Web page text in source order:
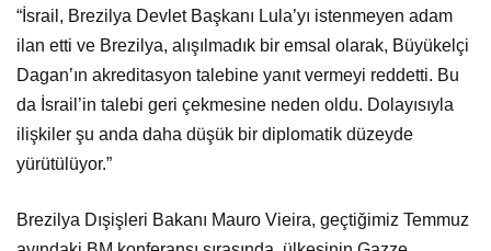
“İsrail, Brezilya Devlet Başkanı Lula’yı istenmeyen adam
ilan etti ve Brezilya, alışılmadık bir emsal olarak, Büyükelçi
Dagan’ın akreditasyon talebine yanıt vermeyi reddetti. Bu
da İsrail’in talebi geri çekmesine neden oldu. Dolayısıyla
ilişkiler şu anda daha düşük bir diplomatik düzeyde
yürütülüyor.”
Brezilya Dışişleri Bakanı Mauro Vieira, geçtiğimiz Temmuz